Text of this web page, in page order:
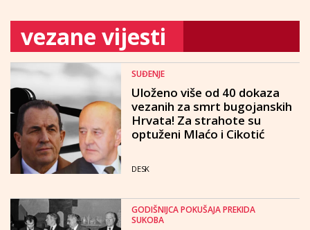
vezane vijesti
SUĐENJE
Uloženo više od 40 dokaza
vezanih za smrt bugojanskih
Hrvata! Za strahote su
optuženi Mlaćo i Cikotić
DESK
GODIŠNIJCA POKUŠAJA PREKIDA
SUKOBA